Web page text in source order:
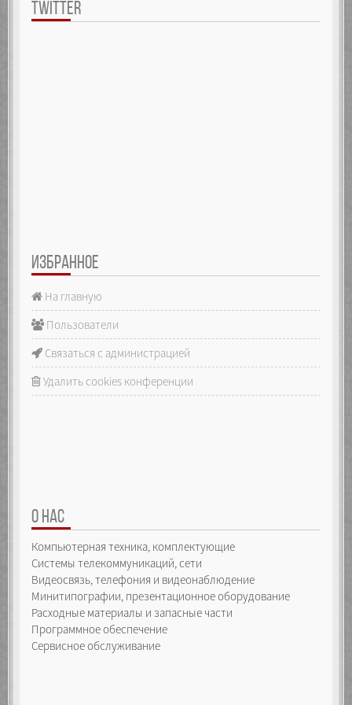
TWITTER
ИЗБРАННОЕ
На главную
Пользователи
Связаться с администрацией
Удалить cookies конференции
О НАС
Компьютерная техника, комплектующие
Системы телекоммуникаций, сети
Видеосвязь, телефония и видеонаблюдение
Минитипографии, презентационное оборудование
Расходные материалы и запасные части
Программное обеспечение
Сервисное обслуживание